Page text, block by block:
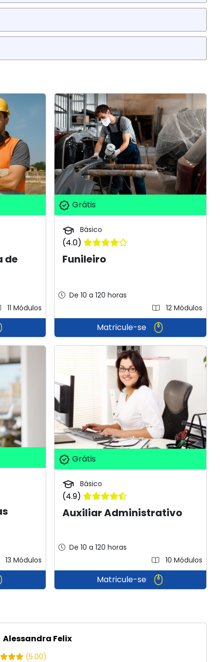
de
11 Módulos
Grátis
Básico
(4.0)
Funileiro
De 10 a 120 horas
12 Módulos
Matricule-se
13 Módulos
Grátis
Básico
(4.9)
Auxiliar Administrativo
De 10 a 120 horas
10 Módulos
Matricule-se
Alessandra Felix
(5.00)